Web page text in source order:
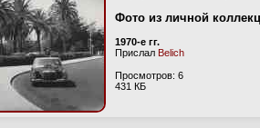
Фото из личной
1970-е гг.
Прислал Belich
Просмотров: 6
431 КБ